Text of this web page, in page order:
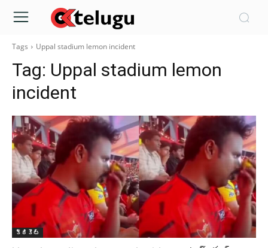
Tags Uppal stadium lemon incident
Tag: Uppal stadium lemon
incident
క్రికెట్‌